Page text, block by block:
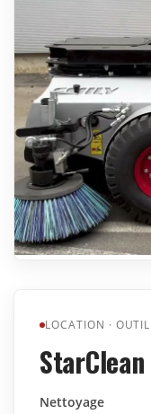
LOCATION ·
StarClean
Nettoyage